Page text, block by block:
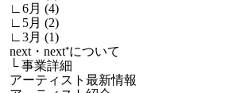
∟6月 (4)
∟5月 (2)
∟3月 (1)
next・next⁺について
└事業詳細
アーティスト最新情報